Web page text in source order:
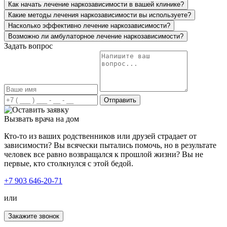
пожизненная поддержка! Ещё раз огромное вам
спасибо!
Лечение наркомании в вашей клинике стало огромным
употреблял курительные вещества и ни хотел
признавать свою проблему. Решившись отправить его к
вам на лечение, сын получил всестороннюю помощь и
поддержку. Был подобран индивидуальный план
лечения, учитывая все особенности моего сына.
Благодаря вашему профессионализму, сын трезвый и
полон сил менять свою жизнь дальше.
наркоманией. Мой брат стал употреблять наркотики, его
Как начать лечение наркозависимости в вашей клинике?
Какие методы лечения наркозависимости вы используете?
Насколько эффективно лечение наркозависимости?
Возможно ли амбулаторное лечение наркозависимости?
Задать вопрос
Отправить
Вызвать врача на дом
Кто-то из ваших родственников или друзей страдает от
зависимости? Вы всячески пытались помочь, но в результате
человек все равно возвращался к прошлой жизни? Вы не
первые, кто столкнулся с этой бедой.
+7 903 646-20-71
или
Закажите звонок